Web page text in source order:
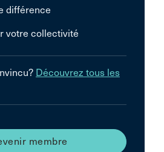
différence
votre collectivité
Découvrez tous les
membre